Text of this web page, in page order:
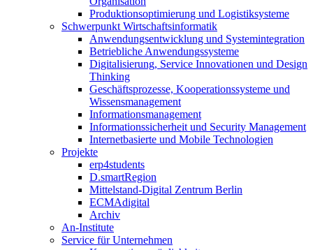
Produktionsoptimierung und Logistiksysteme
Schwerpunkt Wirtschaftsinformatik
Anwendungsentwicklung und Systemintegration
Betriebliche Anwendungssysteme
Digitalisierung, Service Innovationen und Design
Thinking
Geschäftsprozesse, Kooperationssysteme und
Wissensmanagement
Informationsmanagement
Informationssicherheit und Security Management
Internetbasierte und Mobile Technologien
Projekte
erp4students
D.smartRegion
Mittelstand-Digital Zentrum Berlin
ECMAdigital
Archiv
An-Institute
Service für Unternehmen